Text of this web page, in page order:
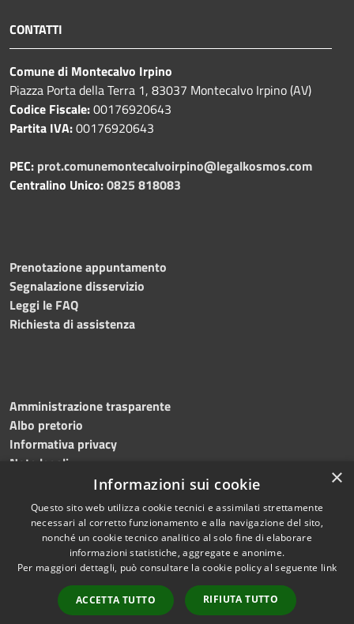
CONTATTI
Comune di Montecalvo Irpino
Piazza Porta della Terra 1, 83037 Montecalvo Irpino (AV)
Codice Fiscale:00176920643
Partita IVA:00176920643
PEC: prot.comunemontecalvoirpino@legalkosmos.com
Centralino Unico:0825 818083
Prenotazione appuntamento
Segnalazione disservizio
Leggi le FAQ
Richiesta di assistenza
Amministrazione trasparente
Albo pretorio
Informativa privacy
Note legali
Dichiarazione di accessibilità
Accessibilità
Copyright © 2024 •
Comune di Montecalvo
Irpino • Powered by
Municipium•Redazione
×
Informazioni sui cookie
Questo sito web utilizza cookie tecnici e assimilati strettamente
necessari al corretto funzionamento e alla navigazione del sito,
nonché un cookie tecnico analitico al solo fine di elaborare
informazioni statistiche, aggregate e anonime.
Per maggiori dettagli, può consultare la cookie policy al seguente link
ACCETTA TUTTO RIFIUTA TUTTO